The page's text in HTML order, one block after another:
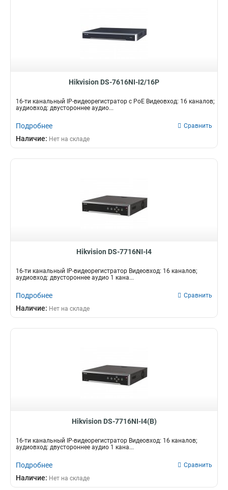
Hikvision DS-7616NI-I2/16P
16-ти канальный IP-видеорегистратор c PoE Видеовход: 16 каналов;
аудиовход: двустороннее аудио...
Подробнее Сравнить
Наличие: Нет на складе
Hikvision DS-7716NI-I4
16-ти канальный IP-видеорегистратор Видеовход: 16 каналов;
аудиовход: двустороннее аудио 1 кана...
Подробнее Сравнить
Наличие: Нет на складе
Hikvision DS-7716NI-I4(B)
16-ти канальный IP-видеорегистратор Видеовход: 16 каналов;
аудиовход: двустороннее аудио 1 кана...
Подробнее Сравнить
Наличие: Нет на складе